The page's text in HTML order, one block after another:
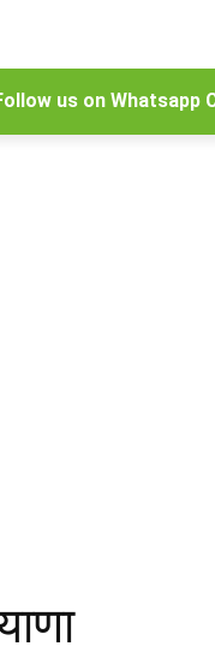
us on Whatsapp